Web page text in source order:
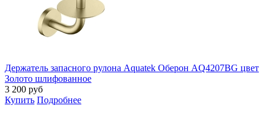
Держатель запасного рулона Aquatek Оберон AQ4207BG цвет
Золото шлифованное
3 200 руб
Купить Подробнее